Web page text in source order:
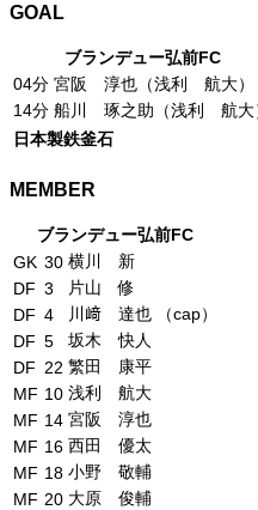
GOAL
ブランデュー弘前FC
04分 宮阪 淳也（浅利 航大）
14分 船川 琢之助（浅利 航大
日本製鉄釜石
MEMBER
ブランデュー弘前FC
GK 30 横川 新
DF 3
片山 修
DF 4
川﨑 達也 （cap）
DF 5
坂木 快人
DF 22 繁田 康平
MF 10 浅利 航大
MF 14 宮阪 淳也
MF 16 西田 優太
MF 18 小野 敬輔
MF 20 大原 俊輔